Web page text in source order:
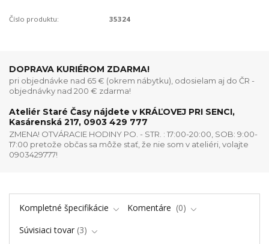
Číslo produktu: 35324
DOPRAVA KURIÉROM ZDARMA!
pri objednávke nad 65 € (okrem nábytku), odosielam aj do ČR -
objednávky nad 200 € zdarma!
Ateliér Staré Časy nájdete v KRÁĽOVEJ PRI SENCI,
Kasárenská 217, 0903 429 777
ZMENA! OTVÁRACIE HODINY PO. - STR. : 17:00-20:00, SOB: 9:00-
17:00 pretože občas sa môže stať, že nie som v ateliéri, volajte
0903429777!
Kompletné špecifikácie Komentáre
0
Súvisiaci tovar 3